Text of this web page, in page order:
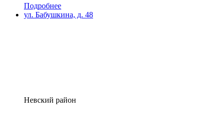
Подробнее
ул. Бабушкина, д. 48
Невский район